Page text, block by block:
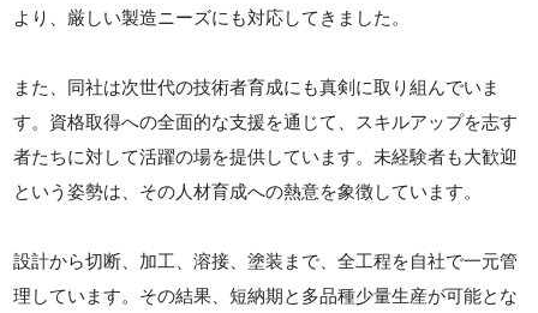
より、厳しい製造ニーズにも対応してきました。
また、同社は次世代の技術者育成にも真剣に取り組んでいま
す。資格取得への全面的な支援を通じて、スキルアップを志す
者たちに対して活躍の場を提供しています。未経験者も大歓迎
という姿勢は、その人材育成への熱意を象徴しています。
設計から切断、加工、溶接、塗装まで、全工程を自社で一元管
理しています。その結果、短納期と多品種少量生産が可能とな